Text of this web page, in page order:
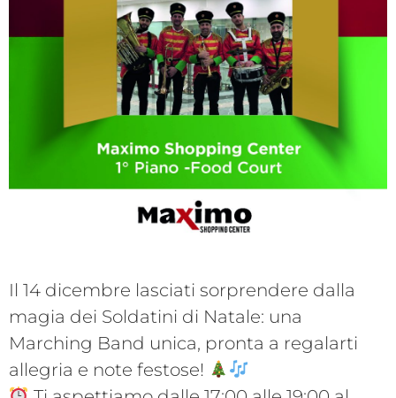
Il 14 dicembre lasciati sorprendere dalla
magia dei Soldatini di Natale: una
Marching Band unica, pronta a regalarti
allegria e note festose!